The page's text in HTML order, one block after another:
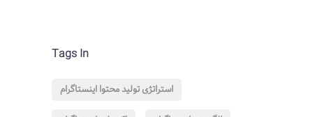
Tags In
استراتژی تولید محتوا اینستاگرام